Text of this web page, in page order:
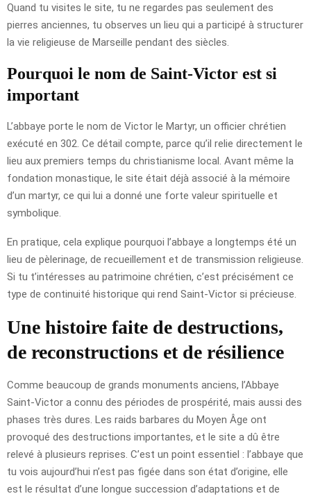
Quand tu visites le site, tu ne regardes pas seulement des
pierres anciennes, tu observes un lieu qui a participé à structurer
la vie religieuse de Marseille pendant des siècles.
Pourquoi le nom de Saint-Victor est si
important
L’abbaye porte le nom de Victor le Martyr, un officier chrétien
exécuté en 302. Ce détail compte, parce qu’il relie directement le
lieu aux premiers temps du christianisme local. Avant même la
fondation monastique, le site était déjà associé à la mémoire
d’un martyr, ce qui lui a donné une forte valeur spirituelle et
symbolique.
En pratique, cela explique pourquoi l’abbaye a longtemps été un
lieu de pèlerinage, de recueillement et de transmission religieuse.
Si tu t’intéresses au patrimoine chrétien, c’est précisément ce
type de continuité historique qui rend Saint-Victor si précieuse.
Une histoire faite de destructions,
de reconstructions et de résilience
Comme beaucoup de grands monuments anciens, l’Abbaye
Saint-Victor a connu des périodes de prospérité, mais aussi des
phases très dures. Les raids barbares du Moyen Âge ont
provoqué des destructions importantes, et le site a dû être
relevé à plusieurs reprises. C’est un point essentiel : l’abbaye que
tu vois aujourd’hui n’est pas figée dans son état d’origine, elle
est le résultat d’une longue succession d’adaptations et de